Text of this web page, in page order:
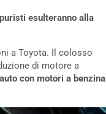
esulteranno alla
a Toyota. Il colosso
di motore a
con motori a benzina